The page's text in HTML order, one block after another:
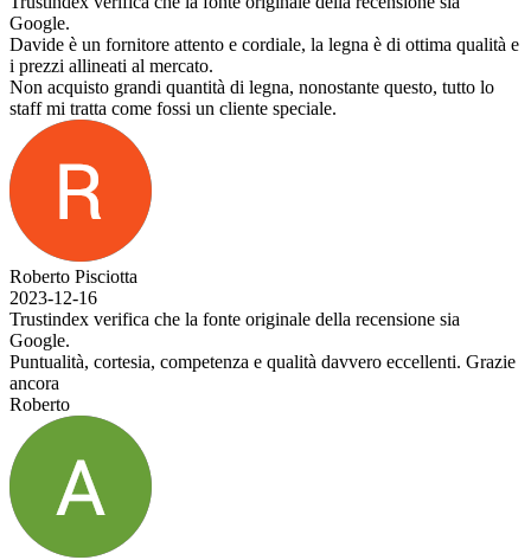
Google.
Davide è un fornitore attento e cordiale, la legna è di ottima qualità e
i prezzi allineati al mercato.
Non acquisto grandi quantità di legna, nonostante questo, tutto lo
staff mi tratta come fossi un cliente speciale.
Roberto Pisciotta
2023-12-16
Trustindex verifica che la fonte originale della recensione sia
Google.
Puntualità, cortesia, competenza e qualità davvero eccellenti. Grazie
ancora
Roberto